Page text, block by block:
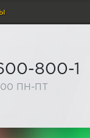
800-1
ПН-ПТ